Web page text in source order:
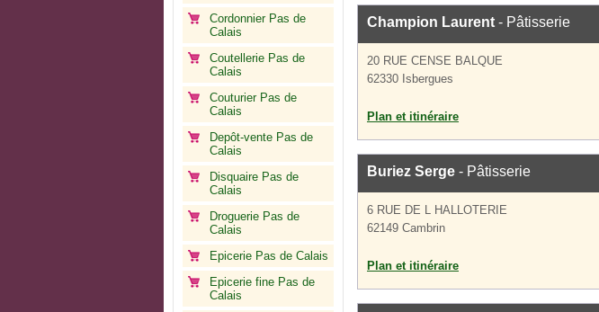
Cordonnier Pas de
Calais
Coutellerie Pas de
Calais
Couturier Pas de
Calais
Depôt-vente Pas de
Calais
Disquaire Pas de
Calais
Droguerie Pas de
Calais
Epicerie Pas de Calais
Epicerie fine Pas de
Calais
Champion Laurent - Pâtisserie
20 RUE CENSE BALQUE
62330 Isbergues
Plan et itinéraire
Buriez Serge - Pâtisserie
6 RUE DE L HALLOTERIE
62149 Cambrin
Plan et itinéraire